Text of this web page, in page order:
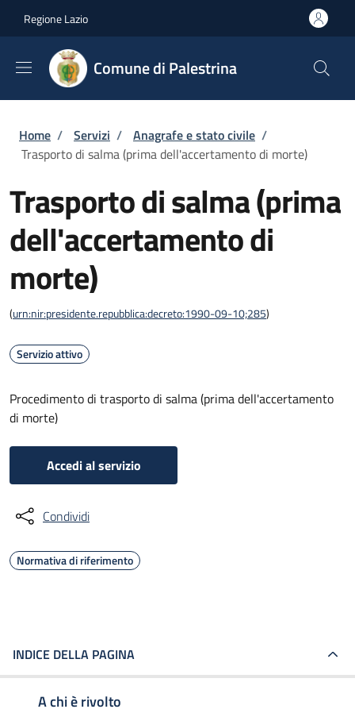
Regione Lazio
Comune di Palestrina
Briciole di pane
Home / Servizi / Anagrafe e stato civile /
Trasporto di salma (prima dell'accertamento di morte)
Trasporto di salma (prima
dell'accertamento di
morte)
(urn:nir:presidente.repubblica:decreto:1990-09-10;285)
Servizio attivo
Procedimento di trasporto di salma (prima dell'accertamento
di morte)
Accedi al servizio
Condividi
Normativa di riferimento
INDICE DELLA PAGINA
A chi è rivolto